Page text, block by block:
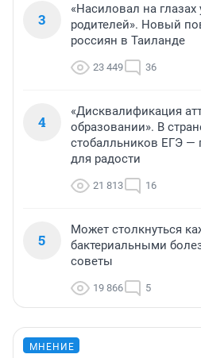
3
«Насиловал на
родителей». Новый
россиян в Таиланде
23 449 36
4
«Дисквалификация
образовании». В
стобалльников ЕГЭ —
для радости
21 813 16
5
Может столкнуться
бактериальными
советы
19 866 5
МНЕНИЕ